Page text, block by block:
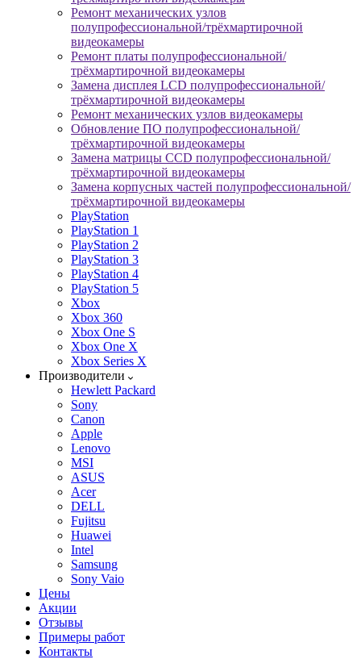
Ремонт механических узлов
полупрофессиональной/трёхмартирочной
видеокамеры
Ремонт платы полупрофессиональной/
трёхмартирочной видеокамеры
Замена дисплея LCD полупрофессиональной/
трёхмартирочной видеокамеры
Ремонт механических узлов видеокамеры
Обновление ПО полупрофессиональной/
трёхмартирочной видеокамеры
Замена матрицы CCD полупрофессиональной/
трёхмартирочной видеокамеры
Замена корпусных частей полупрофессиональной/
трёхмартирочной видеокамеры
PlayStation
PlayStation 1
PlayStation 2
PlayStation 3
PlayStation 4
PlayStation 5
Xbox
Xbox 360
Xbox One S
Xbox One X
Xbox Series X
Производители
Hewlett Packard
Sony
Canon
Apple
Lenovo
MSI
ASUS
Acer
DELL
Fujitsu
Huawei
Intel
Samsung
Sony Vaio
Цены
Акции
Отзывы
Примеры работ
Контакты